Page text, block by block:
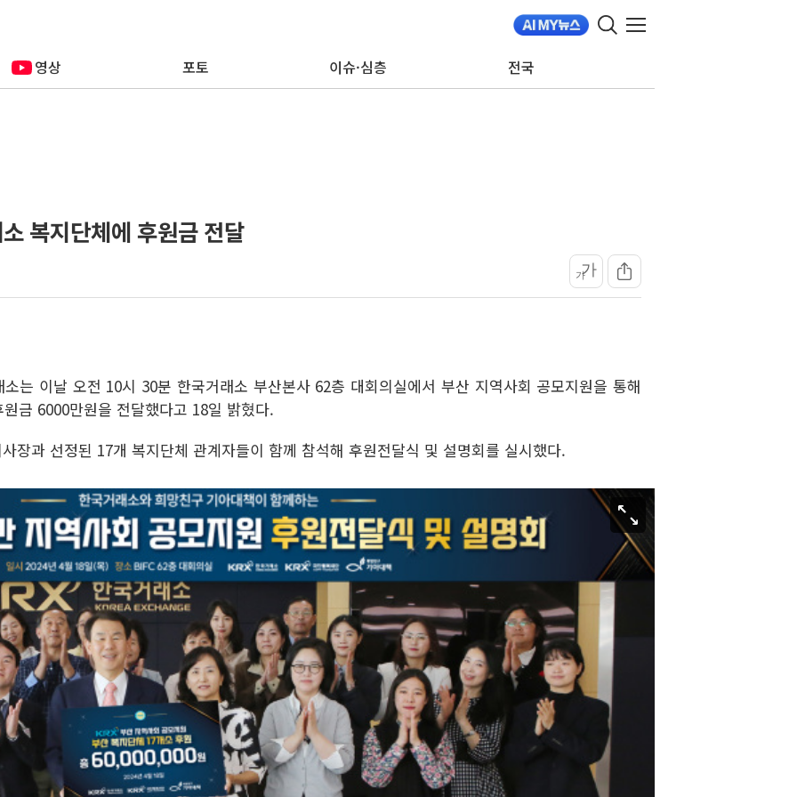
영상 포토 이슈·심층 전국
복지단체에 후원금 전달
가가
는 이날 오전 10시 30분 한국거래소 부산본사 62층 대회의실에서 부산 지역사회 공모지원을 통해
금 6000만원을 전달했다고 18일 밝혔다.
장과 선정된 17개 복지단체 관계자들이 함께 참석해 후원전달식 및 설명회를 실시했다.